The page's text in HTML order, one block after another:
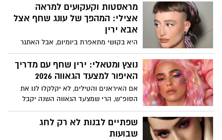
מהירה להירגע.
מראסטות וקעקועים למראה
אצילי: המהפך של עונג שחף אצל
אבא ירין
היא בקושי מתאפרת ביומיום, אבל האתגר
הנועז שהציבה מעצבת התכשיטים לאביה,
המאפר הלאומי, הוליד מהפך היסטרי
ברשתות. הצצה מאחורי הקלעים.
נוצץ ומטאלי: ירין שחף עם מדריך
האיפור למצעד הגאווה 2026
אם האיראנים והטילים, לא יקלקלו לנו את
הסופ"ש, הרי שמצעד הגאווה השנה יקבל
חיזוק אופנתי בעזרת איפור מטאלי. ו...כדי
שהאיפור גם ישרוד את החום, הלחות
והריקודים, הקפידו על השלבים הבאים:
שפתיים לבנות לא רק לחג
שבועות